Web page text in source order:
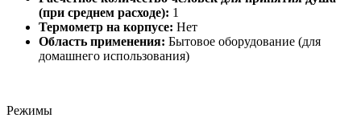
(при среднем расходе): 1
Термометр на корпусе: Нет
Область применения: Бытовое оборудование (для
домашнего использования)
Режимы